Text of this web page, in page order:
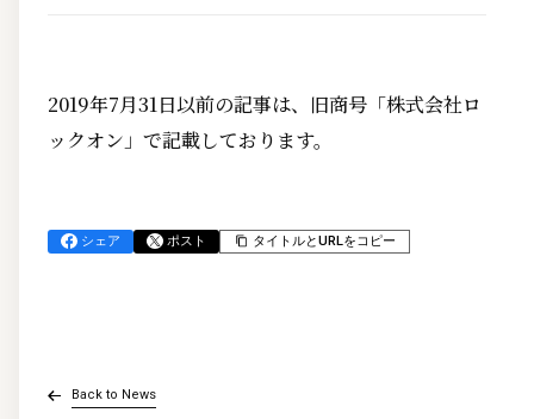
2019年7月31日以前の記事は、旧商号「株式会社ロ
ックオン」で記載しております。
シェア ポスト タイトルとURLをコピー
Back to News